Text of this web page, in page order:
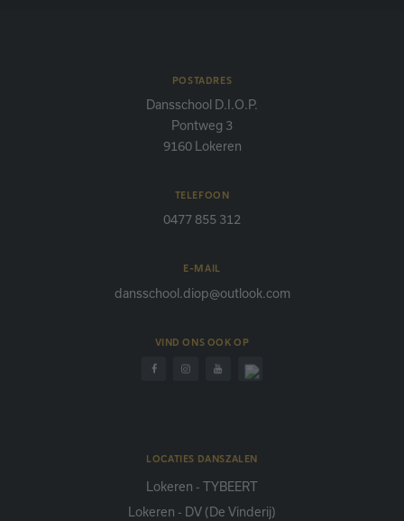
POSTADRES
Dansschool D.I.O.P.
Pontweg 3
9160 Lokeren
TELEFOON
0477 855 312
E-MAIL
dansschool.diop@outlook.com
VIND ONS OOK OP
LOCATIES DANSZALEN
Lokeren - TYBEERT
Lokeren - DV (De Vinderij)